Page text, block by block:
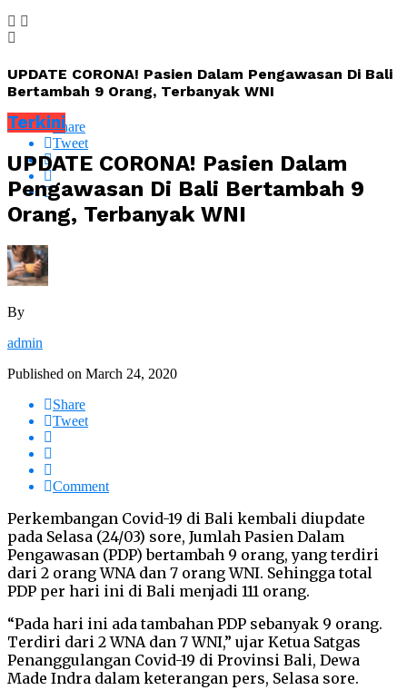
UPDATE CORONA! Pasien Dalam Pengawasan Di Bali
Bertambah 9 Orang, Terbanyak WNI
Share
Tweet
Terkini
UPDATE CORONA! Pasien Dalam
Pengawasan Di Bali Bertambah 9
Orang, Terbanyak WNI
By
admin
Published on March 24, 2020
Share
Tweet
Comment
Perkembangan Covid-19 di Bali kembali diupdate
pada Selasa (24/03) sore, Jumlah Pasien Dalam
Pengawasan (PDP) bertambah 9 orang, yang terdiri
dari 2 orang WNA dan 7 orang WNI. Sehingga total
PDP per hari ini di Bali menjadi 111 orang.
“Pada hari ini ada tambahan PDP sebanyak 9 orang.
Terdiri dari 2 WNA dan 7 WNI,” ujar Ketua Satgas
Penanggulangan Covid-19 di Provinsi Bali, Dewa
Made Indra dalam keterangan pers, Selasa sore.